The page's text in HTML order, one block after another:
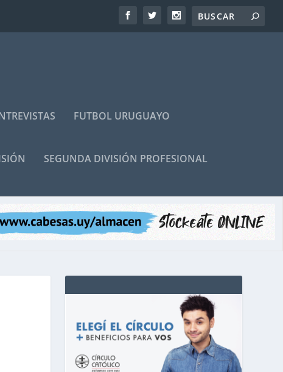
FUTBOL URUGUAYO
SEGUNDA DIVISIÓN PROFESIONAL